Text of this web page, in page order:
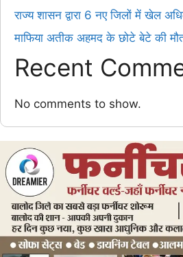
राज्य शासन द्वारा 6 नए जिलों में खेल
माफिया अतीक अहमद के छोटे बेटे की
Recent
No comments to show.